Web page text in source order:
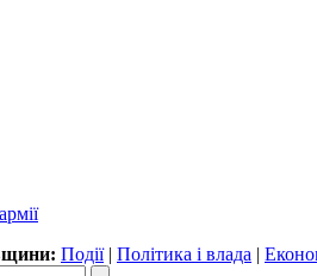
Події| Політика і влада |